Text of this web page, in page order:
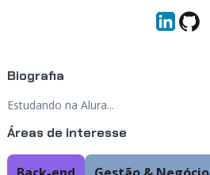
Biografia
Estudando na Alura...
Áreas de interesse